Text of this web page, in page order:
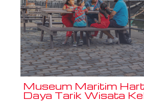
Museum Maritim
Daya Tarik Wisata